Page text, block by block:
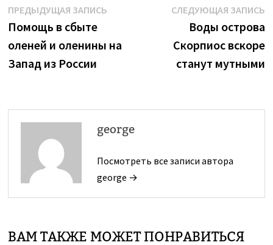
Навигация
по
записям
ПРЕДЫДУЩАЯ ЗАПИСЬПредыдущая
Помощь в сбыте
оленей и оленины на
Запад из России
СЛЕДУЮЩАЯ ЗАПИСЬ
Воды острова
Скорпиос вскоре
станут мутными
george
Посмотреть все записи автора
george →
ВАМ ТАКЖЕ МОЖЕТ ПОНРАВИТЬСЯ